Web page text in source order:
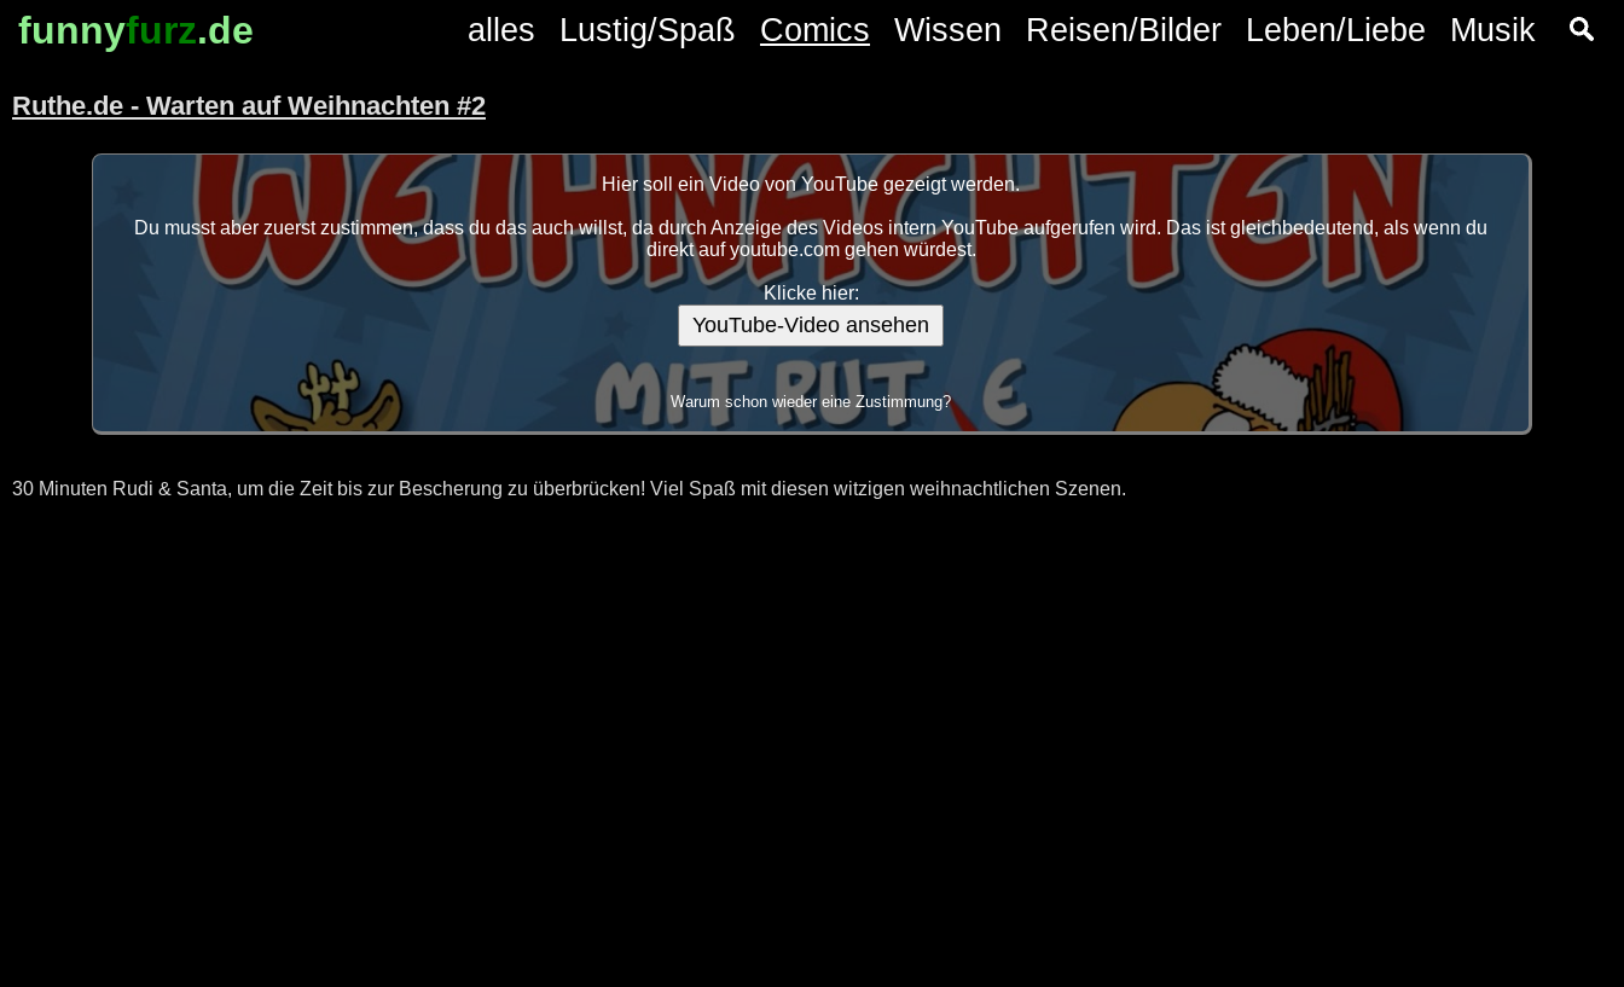
funnyfurz.de alles Lustig/Spaß Comics Wissen Reisen/Bilder Leben/Liebe Musik
Ruthe.de - Warten auf Weihnachten #2
Hier soll ein Video von YouTube gezeigt werden.
Du musst aber zuerst zustimmen, dass du das auch willst, da durch Anzeige des Videos intern YouTube aufgerufen wird. Das ist gleichbedeutend, als wenn du
direkt auf youtube.com gehen würdest.
Klicke hier:
YouTube-Video ansehen
Warum schon wieder eine Zustimmung?
30 Minuten Rudi & Santa, um die Zeit bis zur Bescherung zu überbrücken! Viel Spaß mit diesen witzigen weihnachtlichen Szenen.